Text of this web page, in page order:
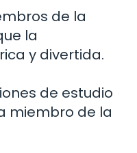
de la
la
y divertida.
de estudio
miembro de la